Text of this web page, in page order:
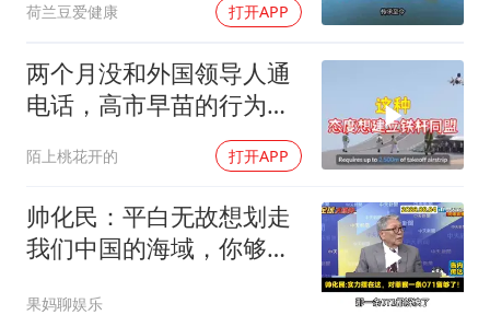
荷兰豆爱健康 打开APP
两个月没和外国领导人通
电话，高市早苗的行为让
陌上桃花开的 打开APP
帅化民：平白无故想划走
我们中国的海域，你够格
果妈聊娱乐